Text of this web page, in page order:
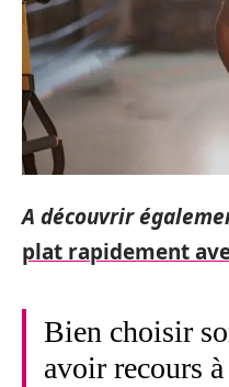
A découvrir
plat rapidement
Bien choisir
avoir recours